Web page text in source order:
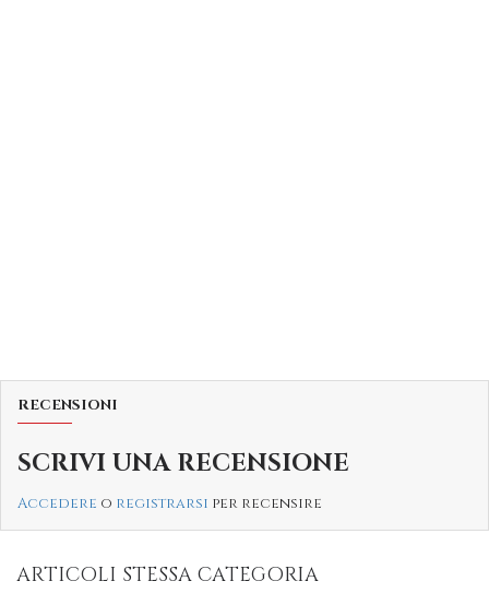
RECENSIONI
SCRIVI UNA RECENSIONE
Accedere o registrarsi per recensire
ARTICOLI STESSA CATEGORIA